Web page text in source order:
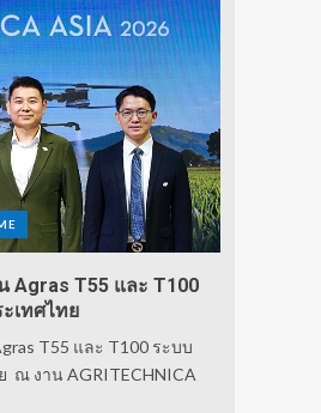
Agras T55 และ T100
เทศไทย
T55 และ T100 ระบบ
ณ งาน AGRITECHNICA